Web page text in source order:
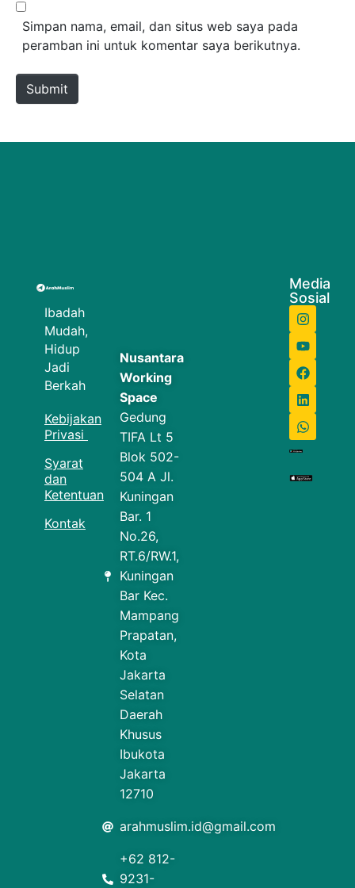
Simpan nama, email, dan situs web saya pada
peramban ini untuk komentar saya berikutnya.
Submit
Ibadah
Mudah,
Hidup
Jadi
Berkah
Kebijakan
Privasi
Syarat
dan
Ketentuan
Kontak
Nusantara
Working
Space
Gedung
TIFA Lt 5
Blok 502-
504 A Jl.
Kuningan
Bar. 1
No.26,
RT.6/RW.1,
Kuningan
Bar Kec.
Mampang
Prapatan,
Kota
Jakarta
Selatan
Daerah
Khusus
Ibukota
Jakarta
12710
arahmuslim.id@gmail.com
+62 812-
9231-
Media
Sosial